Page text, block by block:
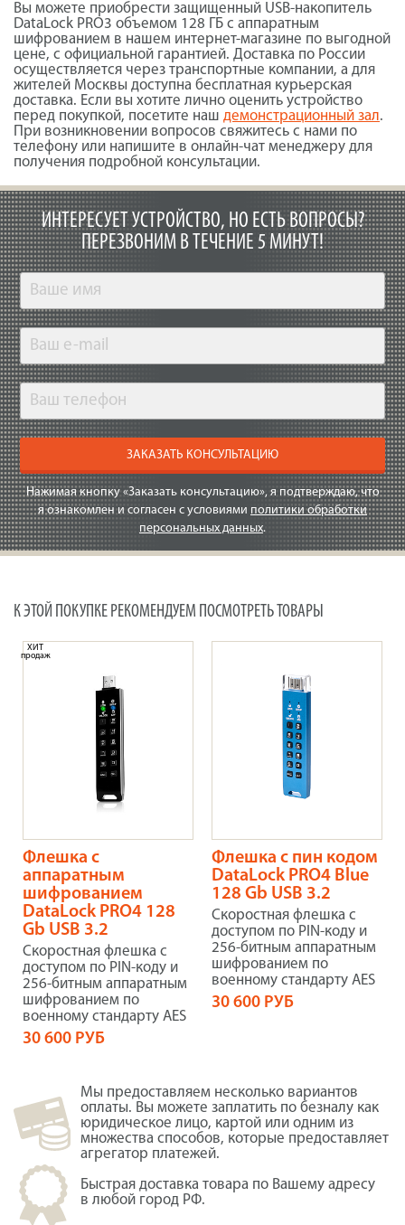
Вы можете приобрести защищенный USB-накопитель
DataLock PRO3 объемом 128 ГБ с аппаратным
шифрованием в нашем интернет-магазине по выгодной
цене, с официальной гарантией. Доставка по России
осуществляется через транспортные компании, а для
жителей Москвы доступна бесплатная курьерская
доставка. Если вы хотите лично оценить устройство
перед покупкой, посетите наш демонстрационный зал.
При возникновении вопросов свяжитесь с нами по
телефону или напишите в онлайн-чат менеджеру для
получения подробной консультации.
ИНТЕРЕСУЕТ УСТРОЙСТВО, НО ЕСТЬ ВОПРОСЫ?
ПЕРЕЗВОНИМ В ТЕЧЕНИЕ 5 МИНУТ!
ЗАКАЗАТЬ КОНСУЛЬТАЦИЮ
Нажимая кнопку «Заказать консультацию», я подтверждаю, что
я ознакомлен и согласен с условиями политики обработки
персональных данных.
К ЭТОЙ ПОКУПКЕ РЕКОМЕНДУЕМ ПОСМОТРЕТЬ ТОВАРЫ
Флешка с
аппаратным
шифрованием
DataLock PRO4 128
Gb USB 3.2
Скоростная флешка с
доступом по PIN-коду и
256-битным аппаратным
шифрованием по
военному стандарту AES
ХИТ
продаж
30 600 РУБ
Флешка с пин кодом
DataLock PRO4 Blue
128 Gb USB 3.2
Скоростная флешка с
доступом по PIN-коду и
256-битным аппаратным
шифрованием по
военному стандарту AES
30 600 РУБ
Мы предоставляем несколько вариантов
оплаты. Вы можете заплатить по безналу как
юридическое лицо, картой или одним из
множества способов, которые предоставляет
агрегатор платежей.
Быстрая доставка товара по Вашему адресу
в любой город РФ.